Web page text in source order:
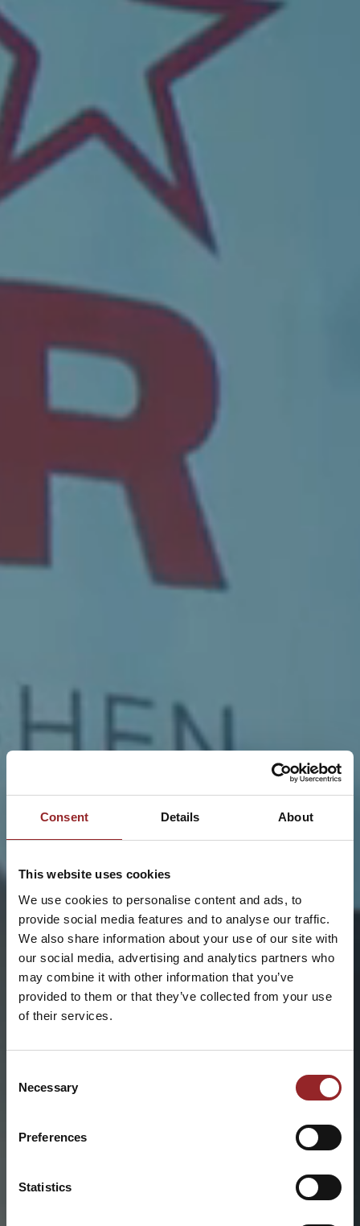
Consent Details About
This website uses cookies
We use cookies to personalise content and ads, to
provide social media features and to analyse our traffic.
We also share information about your use of our site with
our social media, advertising and analytics partners who
may combine it with other information that you’ve
provided to them or that they’ve collected from your use
of their services.
Selection
Necessary
Preferences
Statistics